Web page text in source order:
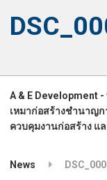
A & E Development
เหมาก่อสร้างชำนาญก
ควบคุมงานก่อสร้าง แ
News